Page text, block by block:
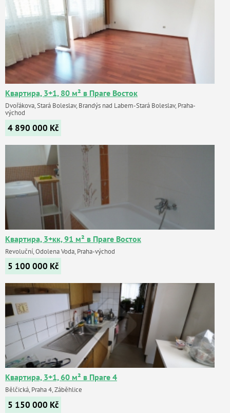
Квартира, 3+1, 80 м² в Праге Восток
Dvořákova, Stará Boleslav, Brandýs nad Labem-Stará Boleslav, Praha-
východ
4 890 000 Kč
Квартира, 3+кк, 91 м² в Праге Восток
Revoluční, Odolena Voda, Praha-východ
5 100 000 Kč
Квартира, 3+1, 60 м² в Праге 4
Bělčická, Praha 4, Záběhlice
5 150 000 Kč